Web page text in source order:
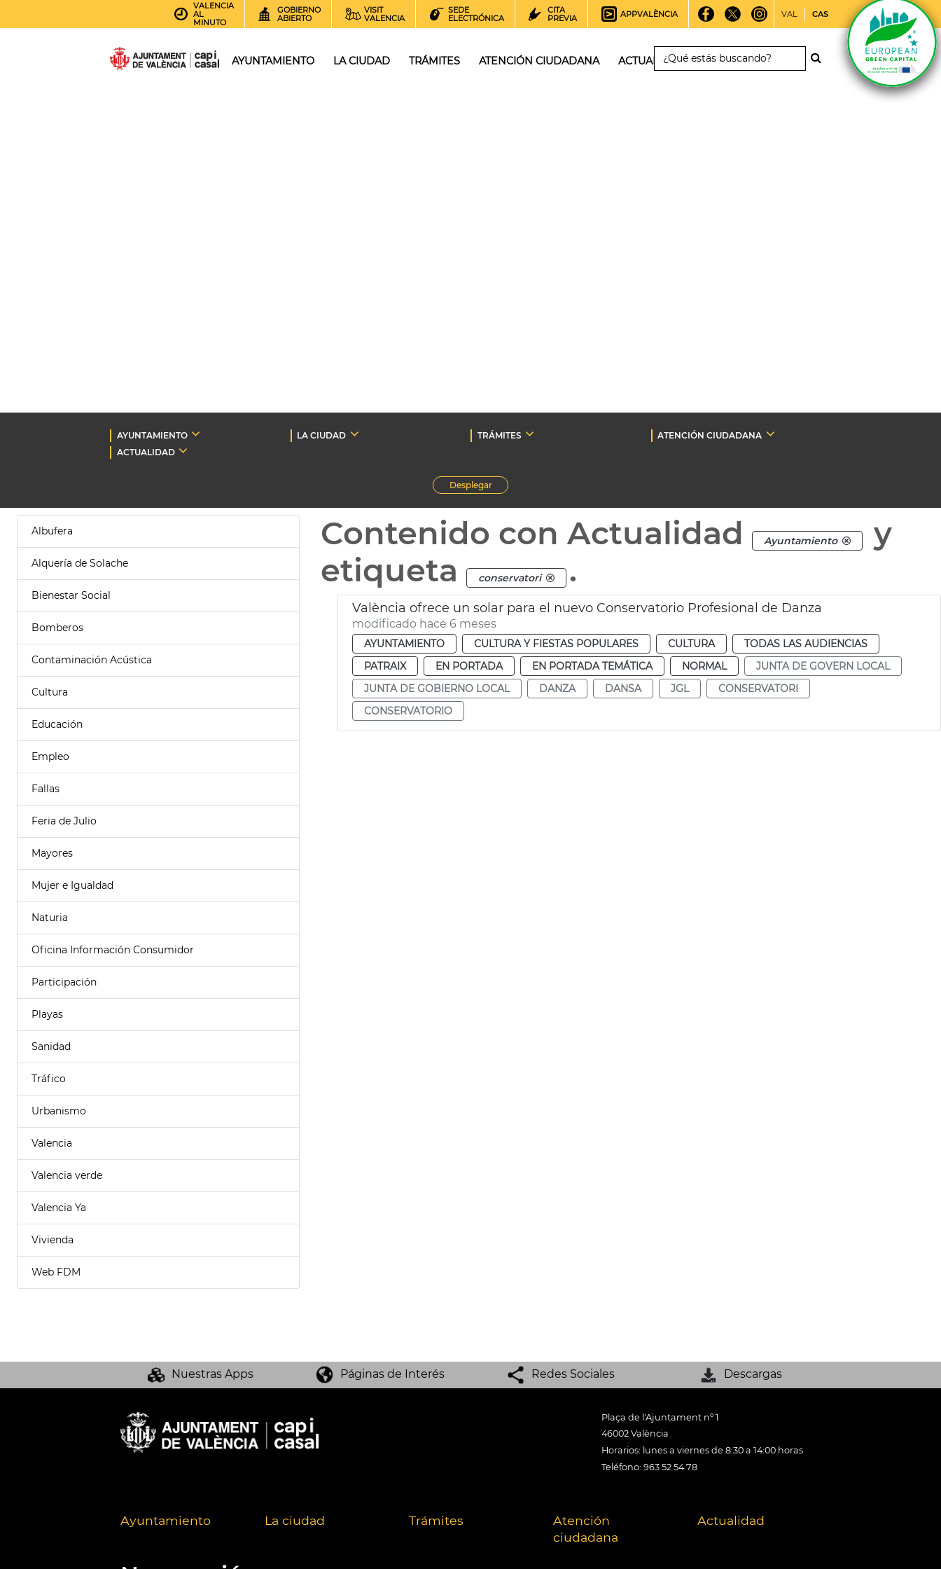
VALENCIA
AL
MINUTO
GOBIERNO
ABIERTO
VISIT
VALENCIA
SEDE
ELECTRÓNICA
CITA
PREVIA
APPVALÈNCIA VAL CAS
AYUNTAMIENTO LA CIUDAD TRÁMITES ATENCIÓN CIUDADANA ACTUALIDAD
AYUNTAMIENTO LA CIUDAD TRÁMITES
ATENCIÓN CIUDADANA
ACTUALIDAD
Desplegar
Albufera
Alquería de Solache
Bienestar Social
Bomberos
Contaminación Acústica
Cultura
Educación
Empleo
Fallas
Feria de Julio
Mayores
Mujer e Igualdad
Naturia
Oficina Información Consumidor
Participación
Playas
Sanidad
Tráfico
Urbanismo
Valencia
Valencia verde
Valencia Ya
Vivienda
Web FDM
Contenido con Actualidad Ayuntamiento
y
etiqueta
conservatori .
València ofrece un solar para el nuevo Conservatorio Profesional de Danza
modificado hace 6 meses
AYUNTAMIENTO CULTURA Y FIESTAS POPULARES CULTURA
TODAS LAS AUDIENCIAS
PATRAIX
EN PORTADA EN PORTADA TEMÁTICA NORMAL
JUNTA DE GOVERN LOCAL
JUNTA DE GOBIERNO LOCAL
DANZA DANSA JGL
CONSERVATORI
CONSERVATORIO
Nuestras Apps Páginas de Interés Redes Sociales Descargas
Plaça de l'Ajuntament nº 1
46002 València
Horarios: lunes a viernes de 8:30 a 14:00 horas
Teléfono: 963 52 54 78
Ayuntamiento La ciudad Trámites
Atención
ciudadana
Actualidad